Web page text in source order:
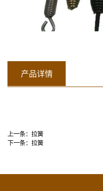
产品详情
上一条： 拉簧
下一条： 拉簧